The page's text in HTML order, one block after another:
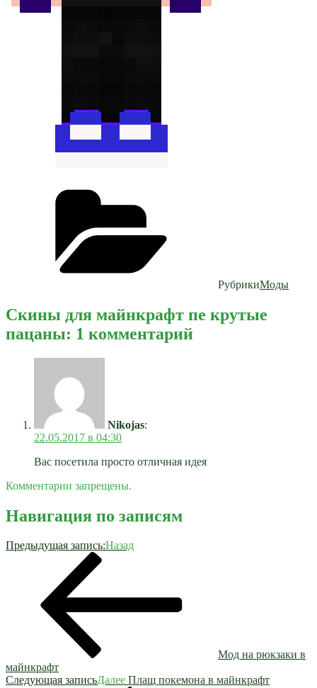
РубрикиМоды
Скины для майнкрафт пе крутые
пацаны: 1 комментарий
Nikojas:
22.05.2017 в 04:30
Вас посетила просто отличная идея
Комментарии запрещены.
Навигация по записям
Предыдущая запись:Назад
Мод на рюкзаки в
майнкрафт
Следующая записьДалее Плащ покемона в майнкрафт